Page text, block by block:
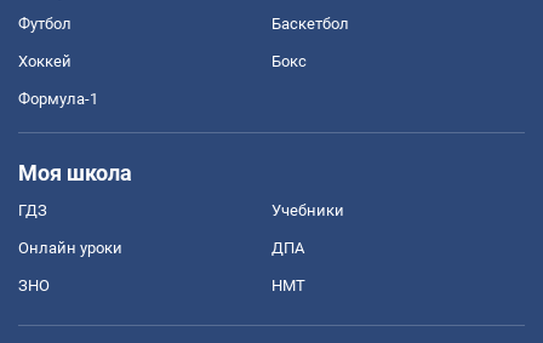
Футбол Баскетбол
Хоккей Бокс
Формула-1
Моя школа
ГДЗ Учебники
Онлайн уроки ДПА
ЗНО НМТ